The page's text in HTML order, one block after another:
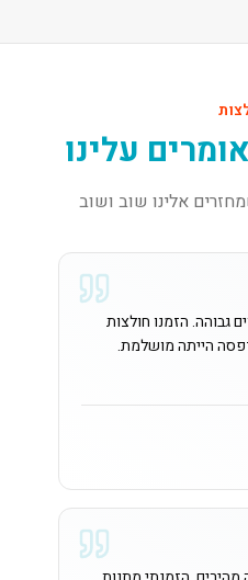
אומרים עלינו
אלינו שוב ושוב
גבוהה. הזמנו חולצות
הייתה מושלמת.